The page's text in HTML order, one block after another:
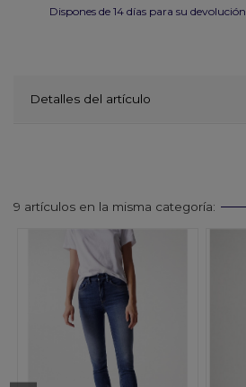
Dispones de 14 días para su devolución.
Detalles del artículo
9 artículos en la misma categoría: